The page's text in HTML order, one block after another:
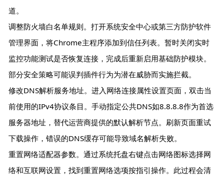
道。
调整防火墙白名单规则。打开系统安全中心或第三方防护软件
管理界面，将Chrome主程序添加到信任列表。暂时关闭实时
监控功能测试是否恢复连接，完成后重新启用基础防护模块。
部分安全策略可能误判插件行为为潜在威胁而实施拦截。
修改DNS解析服务地址。进入网络连接属性设置页面，双击当
前使用的IPv4协议条目。手动指定公共DNS如8.8.8.8作为首选
服务器地址，替代运营商提供的默认解析节点。刷新页面重试
下载操作，错误的DNS缓存可能导致域名解析失败。
重置网络适配器参数。通过系统托盘右键点击网络图标选择网
络和互联网设置，找到重置网络选项按指引操作。此过程会清